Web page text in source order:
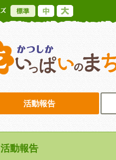
標準
活動報告
活動報告